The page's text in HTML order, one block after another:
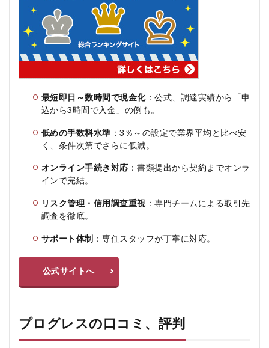
ッ
ト、
デメ
ト
◎ メ
ト
✕ デ
メリ
5
グ
を
人
お
す
最短即日～数時間で現金化：公式、調達実績から「申
込から3時間で入金」の例も 。
低めの手数料水準 ：3％～の設定で業界平均と比べ安
く、条件次第でさらに低減。
オンライン手続き対応 ：書類提出から契約までオンラ
インで完結。
リスク管理・信用調査重視 ：専門チームによる取引先
調査を徹底。
サポート体制 ：専任スタッフが丁寧に対応。
公式サイトへ
プログレスの口コミ、評判